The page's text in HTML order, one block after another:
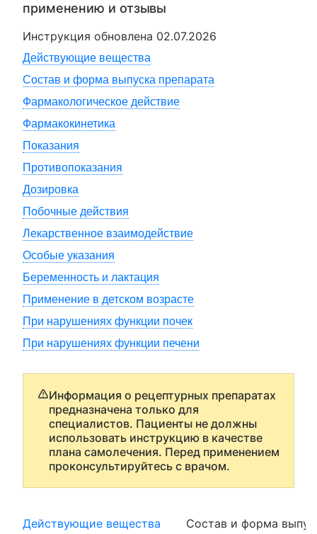
применению и отзывы
Инструкция обновлена 02.07.2026
Действующие вещества
Состав и форма выпуска препарата
Фармакологическое действие
Фармакокинетика
Показания
Противопоказания
Дозировка
Побочные действия
Лекарственное взаимодействие
Особые указания
Беременность и лактация
Применение в детском возрасте
При нарушениях функции почек
При нарушениях функции печени
Информация о рецептурных препаратах
предназначена только для
специалистов. Пациенты не должны
использовать инструкцию в качестве
плана самолечения. Перед применением
проконсультируйтесь с врачом.
Действующие вещества Состав и форма